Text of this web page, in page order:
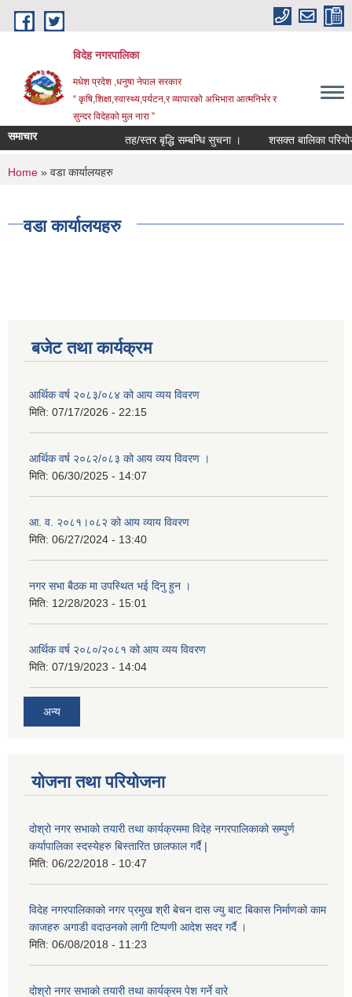
Skip to main content
विदेह नगरपालिका
मधेश प्रदेश ,धनुषा नेपाल सरकार
“ कृषि,शिक्षा,स्वास्थ्य,पर्यटन,र व्यापारको अभिभारा आत्मनिर्भर र
सुन्दर विदेहको मुल नारा ”
समाचार तह/स्तर बृद्धि सम्बन्धि सुचना । शसक्त बालिका
You are here
Home » वडा कार्यालयहरु
वडा कार्यालयहरु
बजेट तथा कार्यक्रम
आर्थिक वर्ष २०८३/०८४ को आय व्यय विवरण
मिति: 07/17/2026 - 22:15
आर्थिक वर्ष २०८२/०८३ को आय व्यय विवरण ।
मिति: 06/30/2025 - 14:07
आ. व. २०८१।०८२ को आय व्याय विवरण
मिति: 06/27/2024 - 13:40
नगर सभा बैठक मा उपस्थित भई दिनु हुन ।
मिति: 12/28/2023 - 15:01
आर्थिक वर्ष २०८०/२०८१ को आय व्यय विवरण
मिति: 07/19/2023 - 14:04
अन्य
योजना तथा परियोजना
दोश्रो नगर सभाको तयारी तथा कार्यक्रममा विदेह नगरपालिकाको सम्पुर्ण
कर्यापालिका स्दस्येहरु बिस्तारित छालफाल गर्दै |
मिति: 06/22/2018 - 10:47
विदेह नगरपालिकाको नगर प्रमुख श्री बेचन दास ज्यु बाट बिकास निर्माणको काम
काजहरु अगाडी वदाउनको लागी टिप्पणी आदेश सदर गर्दै ।
मिति: 06/08/2018 - 11:23
दोश्रो नगर सभाको तयारी तथा कार्यक्रम पेश गर्ने वारे